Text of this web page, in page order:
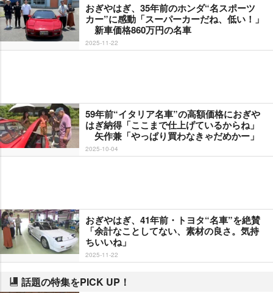
おぎやはぎ、35年前のホンダ“名スポーツ
カー”に感動「スーパーカーだね、低い！」
新車価格860万円の名車
2025-11-22
59年前“イタリア名車”の高額価格におぎ
はぎ納得「ここまで仕上げているからね」
矢作兼「やっぱり買わなきゃだめかー」
2025-10-04
おぎやはぎ、41年前・トヨタ“名車”を絶賛
「余計なことしてない、素材の良さ。気持
ちいいね」
2025-11-22
話題の特集をPICK UP！